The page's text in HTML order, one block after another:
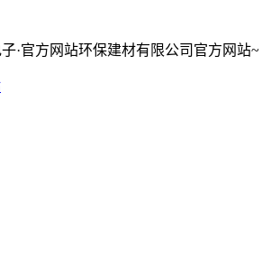
·官方网站环保建材有限公司官方网站~